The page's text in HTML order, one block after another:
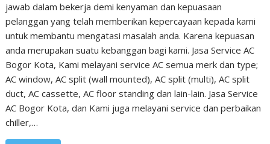
jawab dalam bekerja demi kenyaman dan kepuasaan
pelanggan yang telah memberikan kepercayaan kepada kami
untuk membantu mengatasi masalah anda. Karena kepuasan
anda merupakan suatu kebanggan bagi kami. Jasa Service AC
Bogor Kota, Kami melayani service AC semua merk dan type;
AC window, AC split (wall mounted), AC split (multi), AC split
duct, AC cassette, AC floor standing dan lain-lain. Jasa Service
AC Bogor Kota, dan Kami juga melayani service dan perbaikan
chiller,…